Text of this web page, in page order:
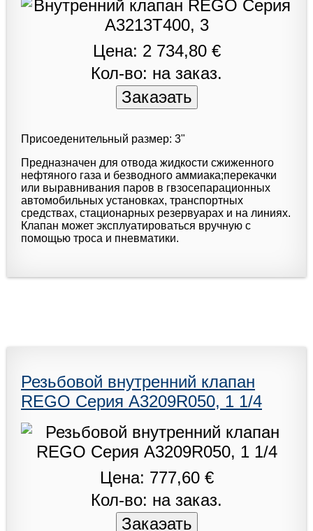
Цена: 2 734,80 €
Кол-во: на заказ.
Присоеденительный размер: 3"
Предназначен для отвода жидкости сжиженного
нефтяного газа и безводного аммиака;перекачки
или выравнивания паров в гвзосепарационных
автомобильных установках, транспортных
средствах, стационарных резервуарах и на линиях.
Клапан может эксплуатироваться вручную с
помощью троса и пневматики.
Резьбовой внутренний клапан
REGO Серия A3209R050, 1 1/4
Цена: 777,60 €
Кол-во: на заказ.